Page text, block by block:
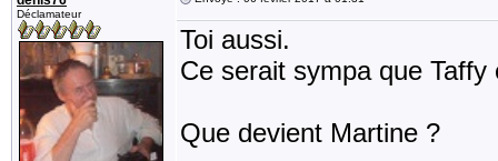
Déclamateur
Toi aussi.
Ce serait sympa que
Que devient Martine ?